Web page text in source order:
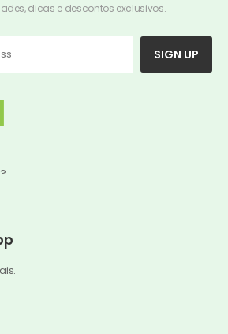
dicas e descontos exclusivos.
SIGN UP